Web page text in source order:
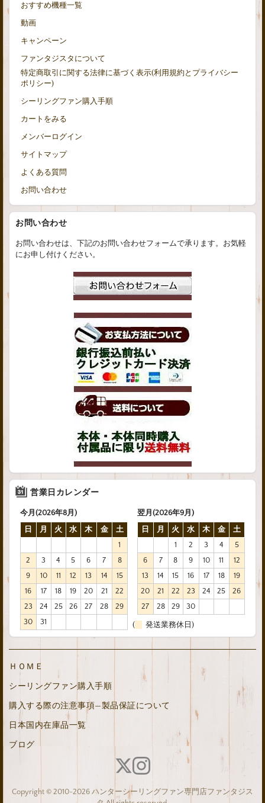
おすすめ機種一覧
動画
キャンペーン
ファンタジスタについて
特定商取引に関する法律に基づく表示(利用規約とプライバシー
ポリシー)
シーリングファン購入手順
カートをみる
メンバーログイン
サイトマップ
よくある質問
お問い合わせ
お問い合わせ
お問い合わせは、下記のお問い合わせフォームで承ります。お気軽
にお申し付けください。
営業日カレンダー
今月(2026年8月)
日
月 火 水 木 金
土
1
2
3 4 5 6 7
8
9
10 11 12 13 14
15
16
17 18 19 20 21
22
23
24 25 26 27 28
29
30
31
翌月(2026年9月)
日
月 火 水 木 金
土
1
2 3 4
5
6
7 8 9 10 11
12
13
14 15 16 17 18
19
20
21 22 23 24 25
26
27
28 29 30
( 発送業務休日)
ＨＯＭＥ
シーリングファン購入手順
購入する際の注意事項—製品保証について
日本国内在庫品一覧
ブログ
Copyright © 2010-2026 ハンターシーリングファン専門店ファンタジス